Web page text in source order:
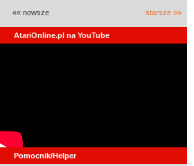
«« nowsze starsze »»
AtariOnline.pl na YouTube
Pomocnik/Helper